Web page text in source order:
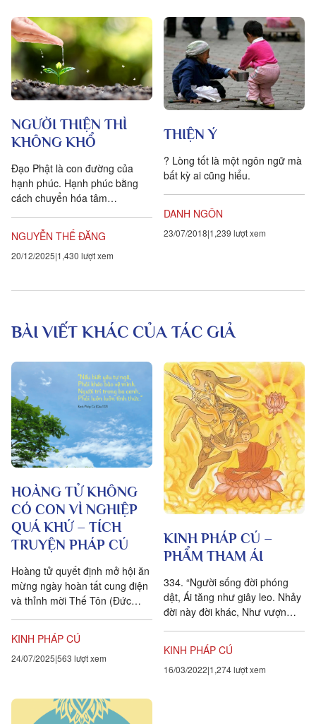
NGƯỜI THIỆN THÌ
KHÔNG KHỔ
Đạo Phật là con đường của
hạnh phúc. Hạnh phúc bằng
cách chuyển hóa tâm
không phiền não, chuyển hóa
tâm bất thiện thành tâm thiện,
chuyển hóa khổ đau thành an
NGUYỄN THẾ ĐĂNG
20/12/2025 1,430 lượt xem
THIỆN Ý
? Lòng tốt là một ngôn ngữ mà
bất kỳ ai cũng hiểu.
DANH NGÔN
23/07/2018 1,239 lượt xem
BÀI VIẾT KHÁC CỦA TÁC GIẢ
HOÀNG TỬ KHÔNG
CÓ CON VÌ NGHIỆP
QUÁ KHỨ – TÍCH
TRUYỆN PHÁP CÚ
Hoàng tử quyết định mở hội ăn
mừng ngày hoàn tất cung điện
và thỉnh mời Thế Tôn (Đức
vách bằng đất sét trộn...
KINH PHÁP CÚ
24/07/2025 563 lượt xem
KINH PHÁP CÚ –
PHẨM THAM ÁI
334. “Người sống đời phóng
dật, Ái tăng như giây leo. Nhảy
đời này đời khác, Như vượn
trong đời này, Bị ái dục...
KINH PHÁP CÚ
16/03/2022 1,274 lượt xem